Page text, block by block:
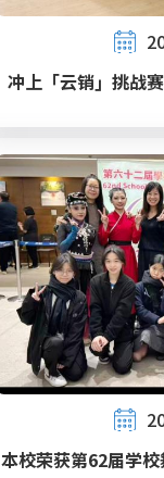
冲上「云销」挑战
本校荣获第62届学